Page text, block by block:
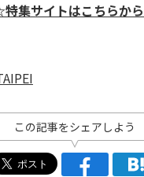
集サイトはこちらか
この記事をシェアしよう